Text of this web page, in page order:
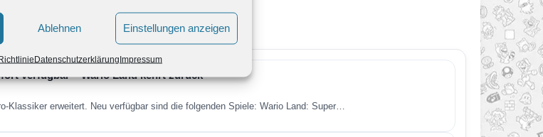
Ablehnen Einstellungen anzeigen
DatenschutzerklärungImpressum
verfügbar – Wario Land kehrt zurück
Klassiker erweitert. Neu verfügbar sind die folgenden Spiele: Wario Land: Super…